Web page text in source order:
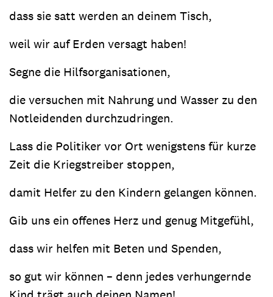
dass sie satt werden an deinem Tisch,
weil wir auf Erden versagt haben!
Segne die Hilfsorganisationen,
die versuchen mit Nahrung und Wasser zu den
Notleidenden durchzudringen.
Lass die Politiker vor Ort wenigstens für kurze
Zeit die Kriegstreiber stoppen,
damit Helfer zu den Kindern gelangen können.
Gib uns ein offenes Herz und genug Mitgefühl,
dass wir helfen mit Beten und Spenden,
so gut wir können – denn jedes verhungernde